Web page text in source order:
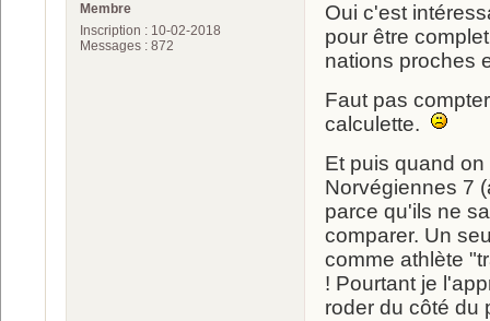
Membre
Inscription : 10-02-2018
Messages : 872
Oui c'est
pour être
nations proches
Faut pas
calculette.
Et puis quand
Norvégiennes 7
parce qu'ils ne
comparer. Un
comme athlète
! Pourtant je
roder du côté du